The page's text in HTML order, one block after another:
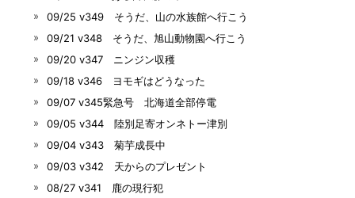
09/25 v349 そうだ、山の水族館へ行こう
09/21 v348 そうだ、旭山動物園へ行こう
09/20 v347 ニンジン収穫
09/18 v346 ヨモギはどうなった
09/07 v345緊急号 北海道全部停電
09/05 v344 陸別足寄オンネトー津別
09/04 v343 菊芋成長中
09/03 v342 天からのプレゼント
08/27 v341 鹿の現行犯